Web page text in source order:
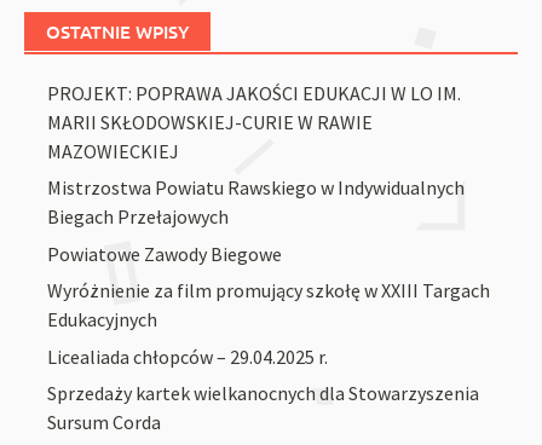
OSTATNIE WPISY
PROJEKT: POPRAWA JAKOŚCI EDUKACJI W LO IM.
MARII SKŁODOWSKIEJ-CURIE W RAWIE
MAZOWIECKIEJ
Mistrzostwa Powiatu Rawskiego w Indywidualnych
Biegach Przełajowych
Powiatowe Zawody Biegowe
Wyróżnienie za film promujący szkołę w XXIII Targach
Edukacyjnych
Licealiada chłopców – 29.04.2025 r.
Sprzedaży kartek wielkanocnych dla Stowarzyszenia
Sursum Corda